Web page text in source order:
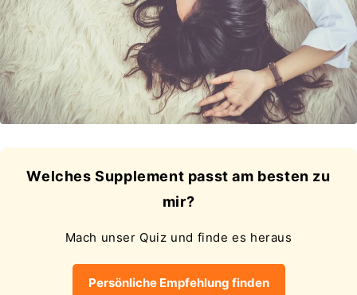
Welches Supplement passt am besten zu
mir?
Mach unser Quiz und finde es heraus
Persönliche Empfehlung finden